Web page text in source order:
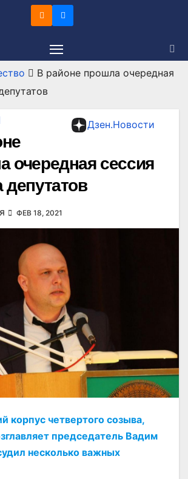
В районе прошла очередная
Дзен.Новости
очередная сессия
депутатов
ФЕВ 18, 2021
корпус четвертого созыва,
председатель Вадим
несколько важных